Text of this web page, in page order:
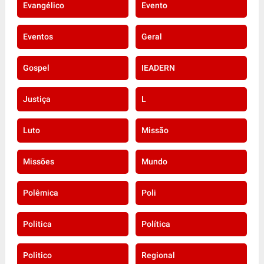
Evangélico Evento
Eventos Geral
Gospel IEADERN
Justiça L
Luto Missão
Missões Mundo
Polêmica Poli
Politica Política
Politico Regional